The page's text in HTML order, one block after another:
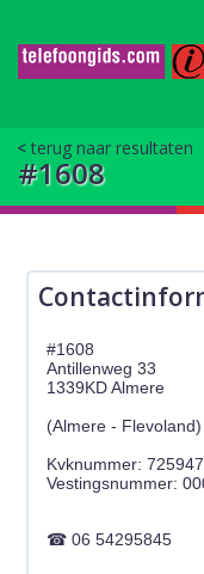
terug naar resultaten
#1608
#1608
Antillenweg 33
1339KD Almere
(Almere - Flevoland)
Kvknummer:
06 54295845